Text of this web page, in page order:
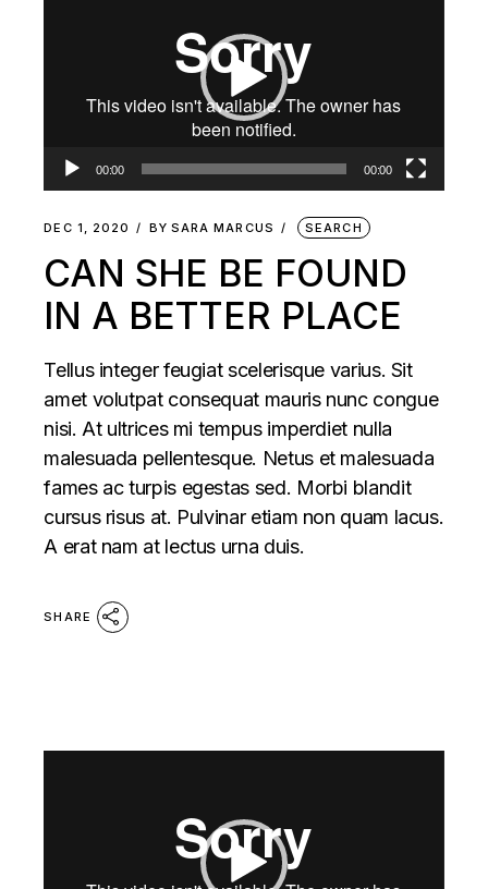
00:00 00:00
DEC 1, 2020 BY SARA MARCUS SEARCH
CAN SHE BE FOUND
IN A BETTER PLACE
Tellus integer feugiat scelerisque varius. Sit
amet volutpat consequat mauris nunc congue
nisi. At ultrices mi tempus imperdiet nulla
malesuada pellentesque. Netus et malesuada
fames ac turpis egestas sed. Morbi blandit
cursus risus at. Pulvinar etiam non quam lacus.
A erat nam at lectus urna duis.
SHARE